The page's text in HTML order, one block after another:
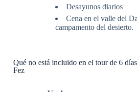
Desayunos diarios
Cena en el valle del
campamento del desierto.
Qué no está incluido en el tour de 6
Fez